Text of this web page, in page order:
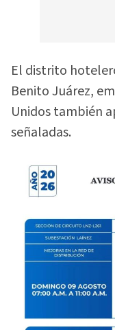
El distrito
Benito Juárez,
Unidos también
señaladas.